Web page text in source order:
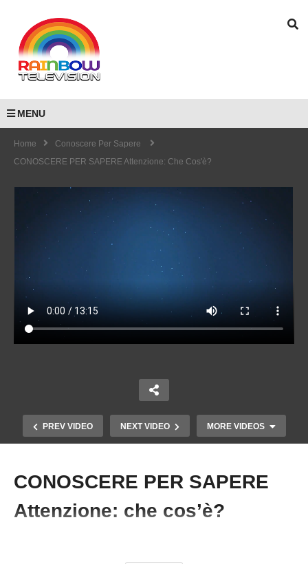
MENU
Home
Conoscere Per Sapere
CONOSCERE PER SAPERE Attenzione: Che Cos'è?
PREV VIDEO NEXT VIDEO MORE VIDEOS
Copy Embed Code
CONOSCERE PER SAPERE
Attenzione: che cos’è?